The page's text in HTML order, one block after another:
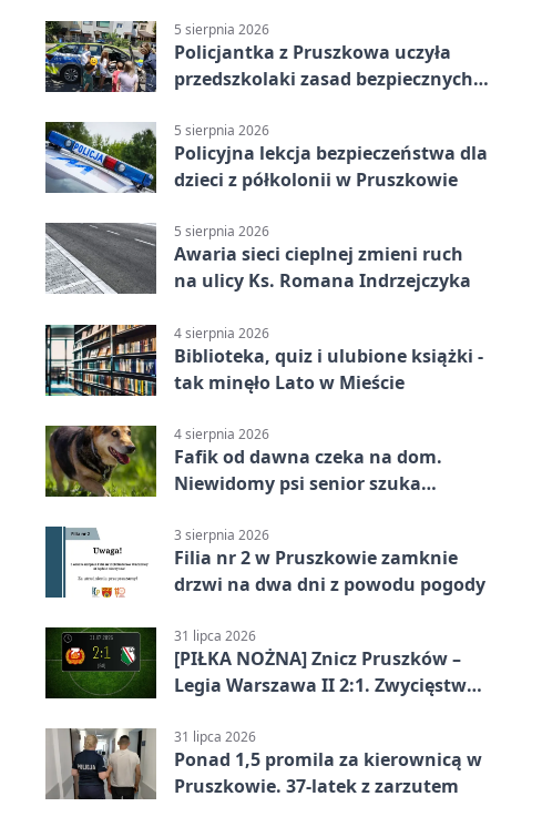
5 sierpnia 2026
Policjantka z Pruszkowa uczyła
przedszkolaki zasad bezpiecznych
5 sierpnia 2026
Policyjna lekcja bezpieczeństwa dla
dzieci z półkolonii w Pruszkowie
5 sierpnia 2026
Awaria sieci cieplnej zmieni ruch
na ulicy Ks. Romana Indrzejczyka
4 sierpnia 2026
Biblioteka, quiz i ulubione książki -
tak minęło Lato w Mieście
4 sierpnia 2026
Fafik od dawna czeka na dom.
Niewidomy psi senior szuka
3 sierpnia 2026
Filia nr 2 w Pruszkowie zamknie
drzwi na dwa dni z powodu pogody
31 lipca 2026
[PIŁKA NOŻNA] Znicz Pruszków –
Legia Warszawa II 2:1. Zwycięstwo
minucie
31 lipca 2026
Ponad 1,5 promila za kierownicą w
Pruszkowie. 37-latek z zarzutem